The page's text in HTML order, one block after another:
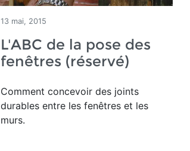
13 mai, 2015
L'ABC de la pose des
fenêtres (réservé)
Comment concevoir des joints
durables entre les fenêtres et les
murs.